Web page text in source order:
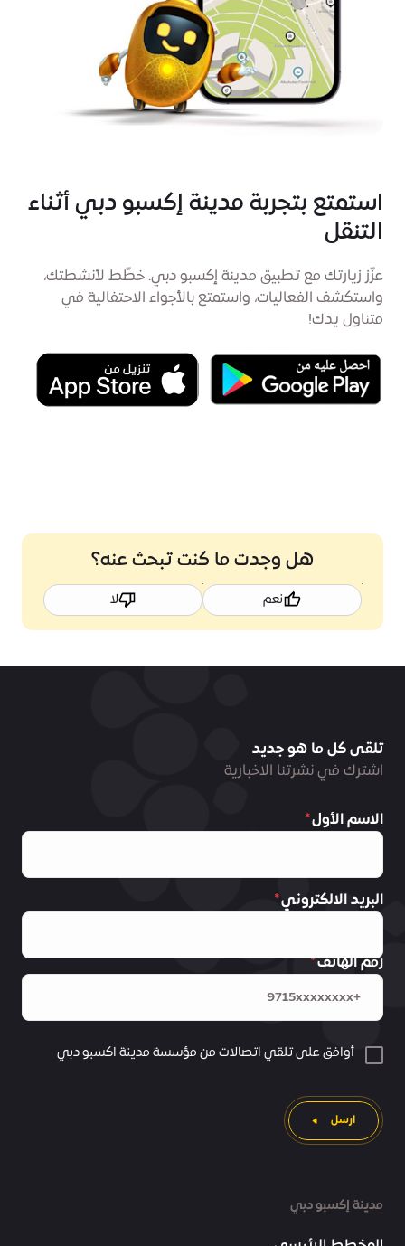
استمتع بتجربة مدينة إكسبو دبي أثناء
التنقل
عزّز زيارتك مع تطبيق مدينة إكسبو دبي. خطِّط لأنشطتك،
واستكشف الفعاليات، واستمتع بالأجواء الاحتفالية في
متناول يدك!
هل وجدت ما كنت تبحث عنه؟
نعم لا
مدينة إكسبو دبي
تلقى كل ما هو جديد
اشترك في نشرتنا الاخبارية
الاسم الأول
البريد الالكتروني
رقم الهاتف
أوافق على تلقي اتصالات من مؤسسة مدينة اكسبو دبي
ارسل